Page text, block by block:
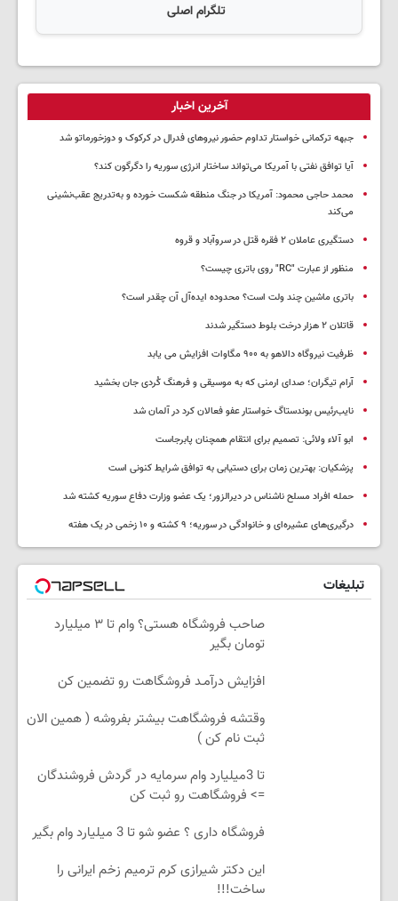
تلگرام اصلی
آخرین اخبار
جبهه ترکمانی خواستار تداوم حضور نیروهای فدرال در کرکوک و دوزخورماتو شد
آیا توافق نفتی با آمریکا می‌تواند ساختار انرژی سوریه را دگرگون کند؟
محمد حاجی محمود: آمریکا در جنگ منطقه شکست خورده و به‌تدریج عقب‌نشینی
می‌کند
دستگیری عاملان ۲ فقره قتل در سروآباد و قروه
منظور از عبارت "RC" روی باتری چیست؟
باتری ماشین چند ولت است؟ محدوده ایده‌آل آن چقدر است؟
قاتلان ۲ هزار درخت بلوط دستگیر شدند
ظرفیت نیروگاه دالاهو به ۹۰۰ مگاوات افزایش می یابد
آرام تیگران؛ صدای ارمنی که به موسیقی و فرهنگ کُردی جان بخشید
نایب‌رئیس بوندستاگ خواستار عفو فعالان کرد در آلمان شد
ابو آلاء ولائی: تصمیم برای انتقام همچنان پابرجاست
پزشکیان‌: بهترین زمان برای دستیابی به توافق شرایط کنونی است
حمله افراد مسلح ناشناس در دیرالزور؛ یک عضو وزارت دفاع سوریه کشته شد
درگیری‌های عشیره‌ای و خانوادگی در سوریه؛ ۹ کشته و ۱۰ زخمی در یک هفته
تبلیغات
صاحب فروشگاه هستی؟ وام تا ۳ میلیارد
تومان بگیر
افزایش درآمـد فروشگاهت رو تضمین کن
وقتشه فروشگاهت بیشتر بفروشه ( همین الان
ثبت نام کن )
تا 3میلیارد وام سرمایه در گردش فروشندگان
=> فروشگاهت رو ثبت کن
فروشگاه داری ؟ عضو شو تا 3 میلیارد وام بگیر
این دکتر شیرازی کرم ترمیم زخم ایرانی را
ساخت!!!